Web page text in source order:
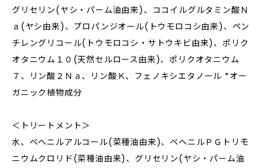
グリセリン(ヤシ・パーム油由来)、ココイルグルタミン酸Ｎ
ａ(ヤシ由来)、プロパンジオール(トウモロコシ由来)、ペン
チレングリコール(トウモロコシ・サトウキビ由来)、ポリク
オタニウム１０(天然セルロース由来)、ポリクオタニウム
７、リン酸２Ｎａ、リン酸Ｋ、フェノキシエタノール *オー
ガニック植物成分
＜トリートメント＞
水、ベヘニルアルコール(菜種油由来)、ベヘニルＰＧトリモ
ニウムクロリド(菜種油由来)、グリセリン(ヤシ・パーム油